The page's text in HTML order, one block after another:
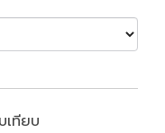
เทียบ